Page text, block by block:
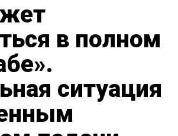
в полном
ситуация